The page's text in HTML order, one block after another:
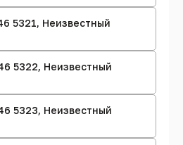
5321, Неизвестный
5322, Неизвестный
5323, Неизвестный